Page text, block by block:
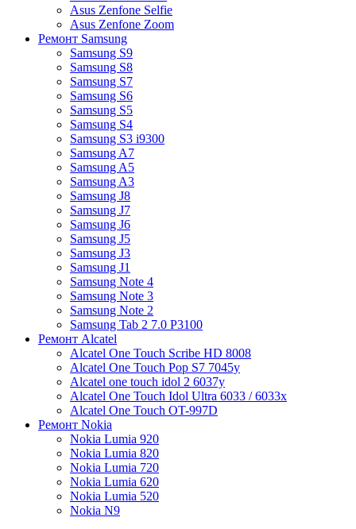
Asus Zenfone Selfie
Asus Zenfone Zoom
Ремонт Samsung
Samsung S9
Samsung S8
Samsung S7
Samsung S6
Samsung S5
Samsung S4
Samsung S3 i9300
Samsung A7
Samsung A5
Samsung A3
Samsung J8
Samsung J7
Samsung J6
Samsung J5
Samsung J3
Samsung J1
Samsung Note 4
Samsung Note 3
Samsung Note 2
Samsung Tab 2 7.0 P3100
Ремонт Alcatel
Alcatel One Touch Scribe HD 8008
Alcatel One Touch Pop S7 7045y
Alcatel one touch idol 2 6037y
Alcatel One Touch Idol Ultra 6033 / 6033x
Alcatel One Touch OT-997D
Ремонт Nokia
Nokia Lumia 920
Nokia Lumia 820
Nokia Lumia 720
Nokia Lumia 620
Nokia Lumia 520
Nokia N9